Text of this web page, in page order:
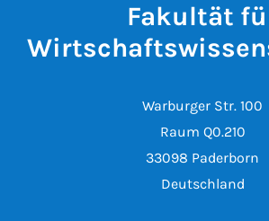
Fakultät
Warburger Str. 100
Raum Q0.210
33098 Paderborn
Deutschland